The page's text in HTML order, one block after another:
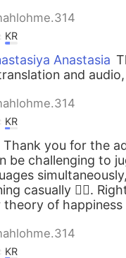
KR
Anastasia
and
KR
Thank you for the
be challenging to
casually 👍🏼.
theory of happiness
KR